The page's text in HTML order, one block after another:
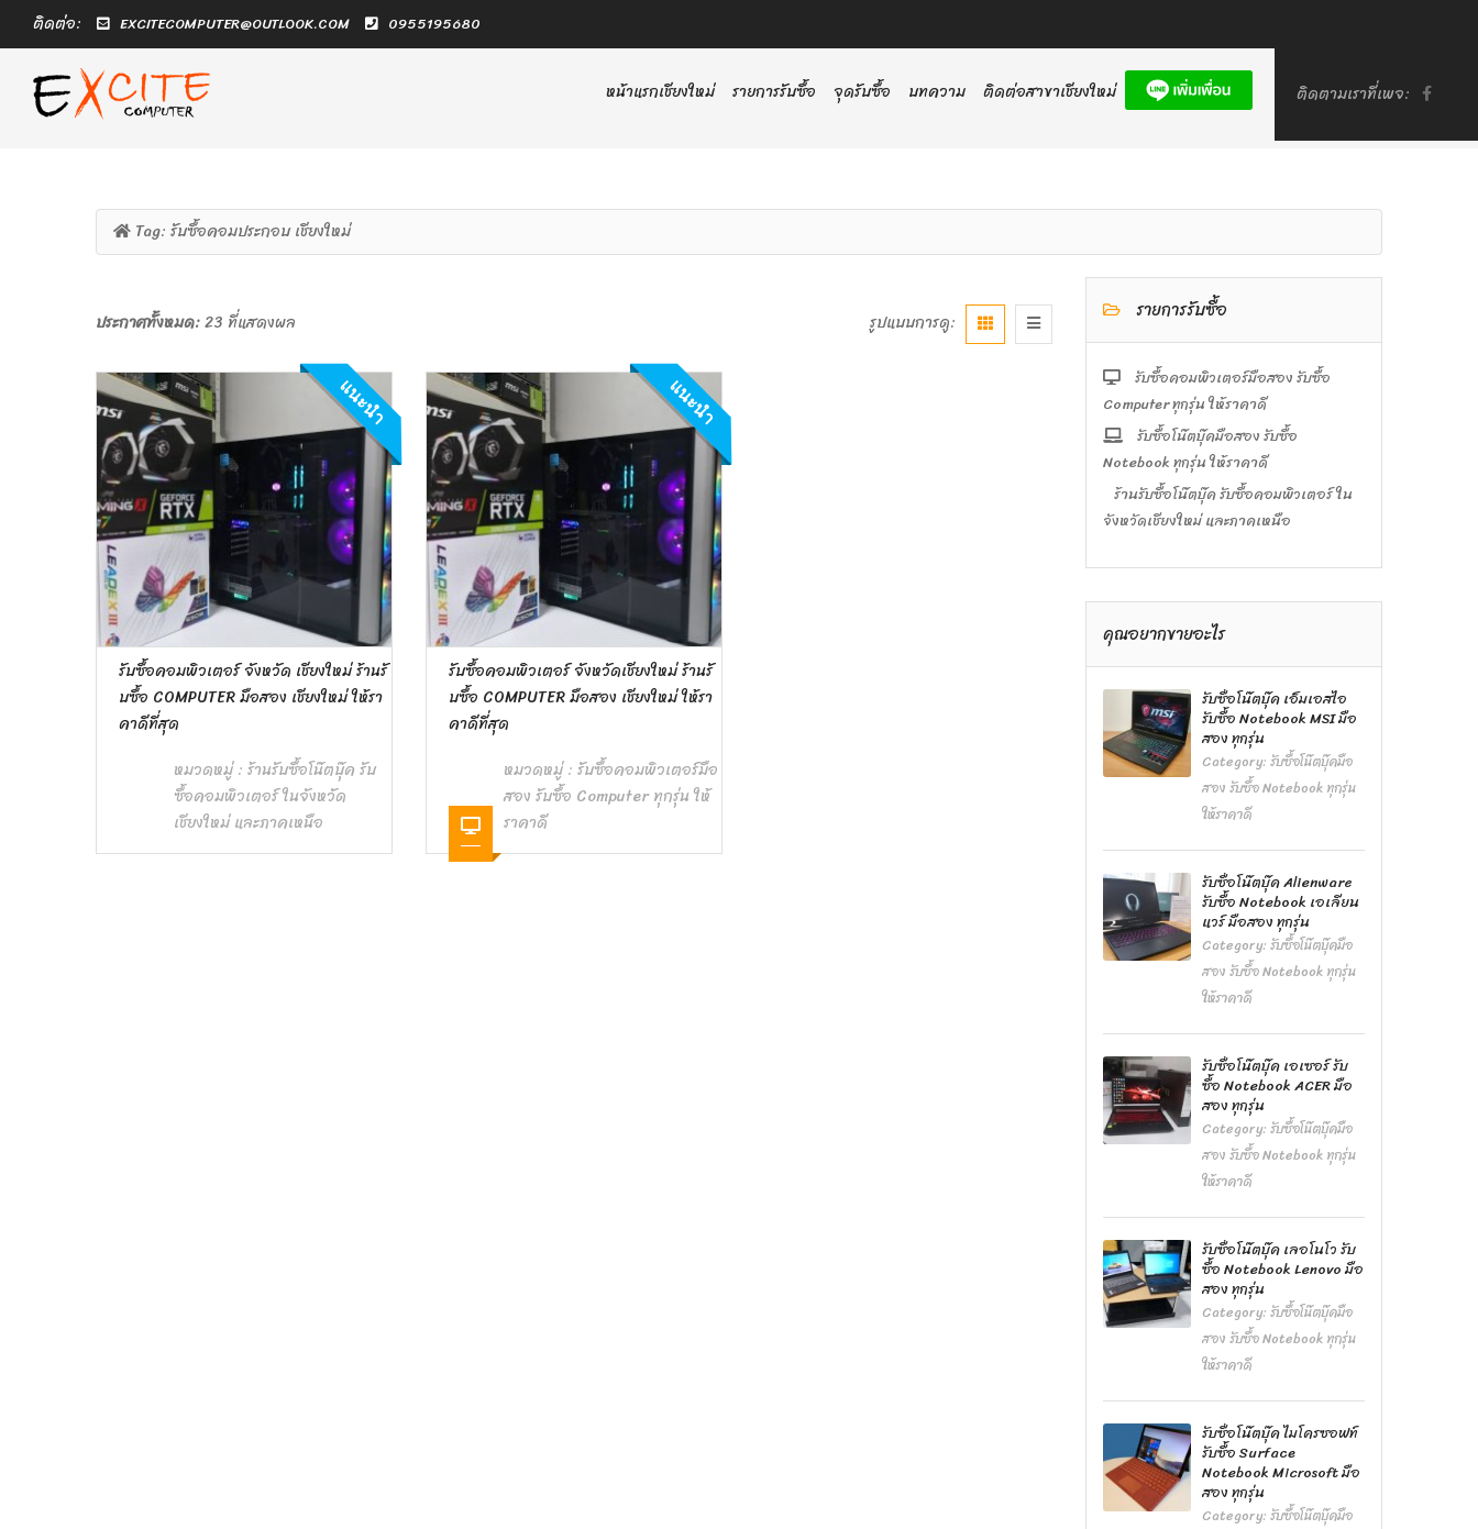
ติดต่อ: EXCITECOMPUTER@OUTLOOK.COM 0955195680
ติดตามเราที่เพจ:
หน้าแรกเชียงใหม่ รายการรับซื้อ จุดรับซื้อ บทความ ติดต่อสาขาเชียงใหม่
Tag: รับซื้อคอมประกอบ เชียงใหม่
ประกาศทั้งหมด:23 ที่แสดงผล รูปแบบการดู:
แนะนำ
รับซื้อคอมพิวเตอร์ จังหวัด เชียงใหม่ ร้านรั
บซื้อ COMPUTER มือสอง เชียงใหม่ ให้รา
คาดีที่สุด
หมวดหมู่ : ร้านรับซื้อโน๊ตบุ๊ค รับ
ซื้อคอมพิวเตอร์ ในจังหวัด
เชียงใหม่ และภาคเหนือ
แนะนำ
รับซื้อคอมพิวเตอร์ จังหวัดเชียงใหม่ ร้านรั
บซื้อ COMPUTER มือสอง เชียงใหม่ ให้รา
คาดีที่สุด
หมวดหมู่ : รับซื้อคอมพิวเตอร์มือ
สอง รับซื้อ Computer ทุกรุ่น ให้
ราคาดี
รายการรับซื้อ
รับซื้อคอมพิวเตอร์มือสอง รับซื้อ
Computer ทุกรุ่น ให้ราคาดี
รับซื้อโน๊ตบุ๊คมือสอง รับซื้อ
Notebook ทุกรุ่น ให้ราคาดี
ร้านรับซื้อโน๊ตบุ๊ค รับซื้อคอมพิวเตอร์ ใน
จังหวัดเชียงใหม่ และภาคเหนือ
คุณอยากขายอะไร
รับซื้อโน๊ตบุ๊ค เอ็มเอสไอ
รับซื้อ Notebook MSI มือ
สอง ทุกรุ่น
Category:รับซื้อโน๊ตบุ๊คมือ
สอง รับซื้อ Notebook ทุกรุ่น
ให้ราคาดี
รับซื้อโน๊ตบุ๊ค Alienware
รับซื้อ Notebook เอเลียน
แวร์ มือสอง ทุกรุ่น
Category:รับซื้อโน๊ตบุ๊คมือ
สอง รับซื้อ Notebook ทุกรุ่น
ให้ราคาดี
รับซื้อโน๊ตบุ๊ค เอเซอร์ รับ
ซื้อ Notebook ACER มือ
สอง ทุกรุ่น
Category:รับซื้อโน๊ตบุ๊คมือ
สอง รับซื้อ Notebook ทุกรุ่น
ให้ราคาดี
รับซื้อโน๊ตบุ๊ค เลอโนโว รับ
ซื้อ Notebook Lenovo มือ
สอง ทุกรุ่น
Category:รับซื้อโน๊ตบุ๊คมือ
สอง รับซื้อ Notebook ทุกรุ่น
ให้ราคาดี
รับซื้อโน๊ตบุ๊ค ไมโครซอฟท์
รับซื้อ Surface
Notebook Microsoft มือ
สอง ทุกรุ่น
Category:รับซื้อโน๊ตบุ๊คมือ